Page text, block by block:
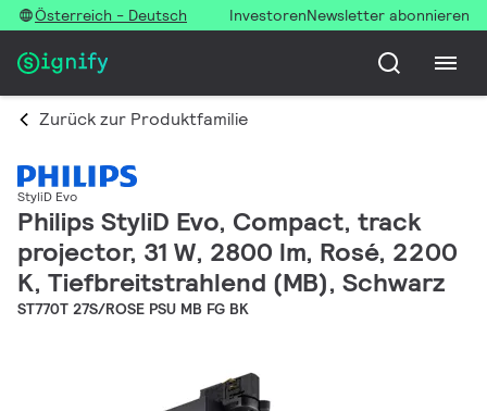
Österreich - Deutsch InvestorenNewsletter abonnieren
Zurück zur Produktfamilie
StyliD Evo
Philips StyliD Evo, Compact, track
projector, 31 W, 2800 lm, Rosé, 2200
K, Tiefbreitstrahlend (MB), Schwarz
ST770T 27S/ROSE PSU MB FG BK